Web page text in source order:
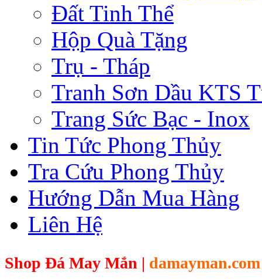
Đất Tinh Thể
Hộp Quà Tặng
Trụ - Tháp
Tranh Sơn Dầu KTS
Trang Sức Bạc - Inox
Tin Tức Phong Thủy
Tra Cứu Phong Thủy
Hướng Dẫn Mua Hàng
Liên Hệ
Shop Đá May Mắn | damayman.com